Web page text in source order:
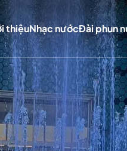
thiệuNhạc nướcĐài phun